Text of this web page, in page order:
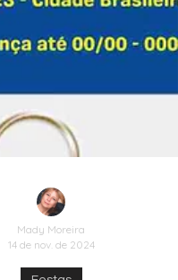
Mady Moreira